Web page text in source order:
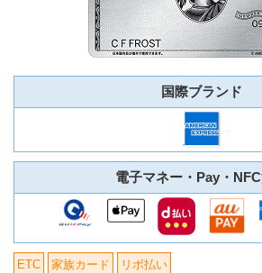
国際ブランド
電子マネー・Pay・
ETC 家族カード リボ払い